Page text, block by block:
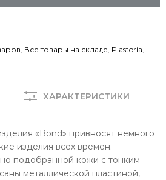
Все товары на складе Plastoria
ХАРАКТЕРИСТИКИ
«Bond» привносят немного
изделия всех времен.
подобранной кожи с тонким
металлической пластиной,